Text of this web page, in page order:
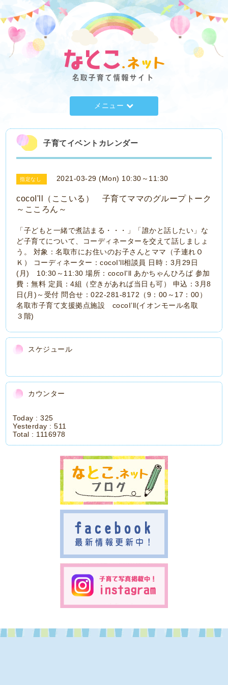
メニュー
子育てイベントカレンダー
指定なし 2021-03-29 (Mon) 10:30～11:30
cocoI'll（ここいる） 子育てママのグループトーク
～こころん～
「子どもと一緒で煮詰まる・・・」「誰かと話したい」な
ど子育てについて、コーディネーターを交えて話しましょ
う。 対象：名取市にお住いのお子さんとママ（子連れＯ
Ｋ） コーディネーター：cocoI'll相談員 日時：3月29日
(月) 10:30～11:30 場所：cocoI'll あかちゃんひろば 参加
費：無料 定員：4組（空きがあれば当日も可） 申込：3月8
日(月)～受付 問合せ：022‐281-8172（9：00～17：00）
名取市子育て支援拠点施設 cocoI’ll(イオンモール名取
３階)
スケジュール
カウンター
Today :325
Yesterday :511
Total : 1116978